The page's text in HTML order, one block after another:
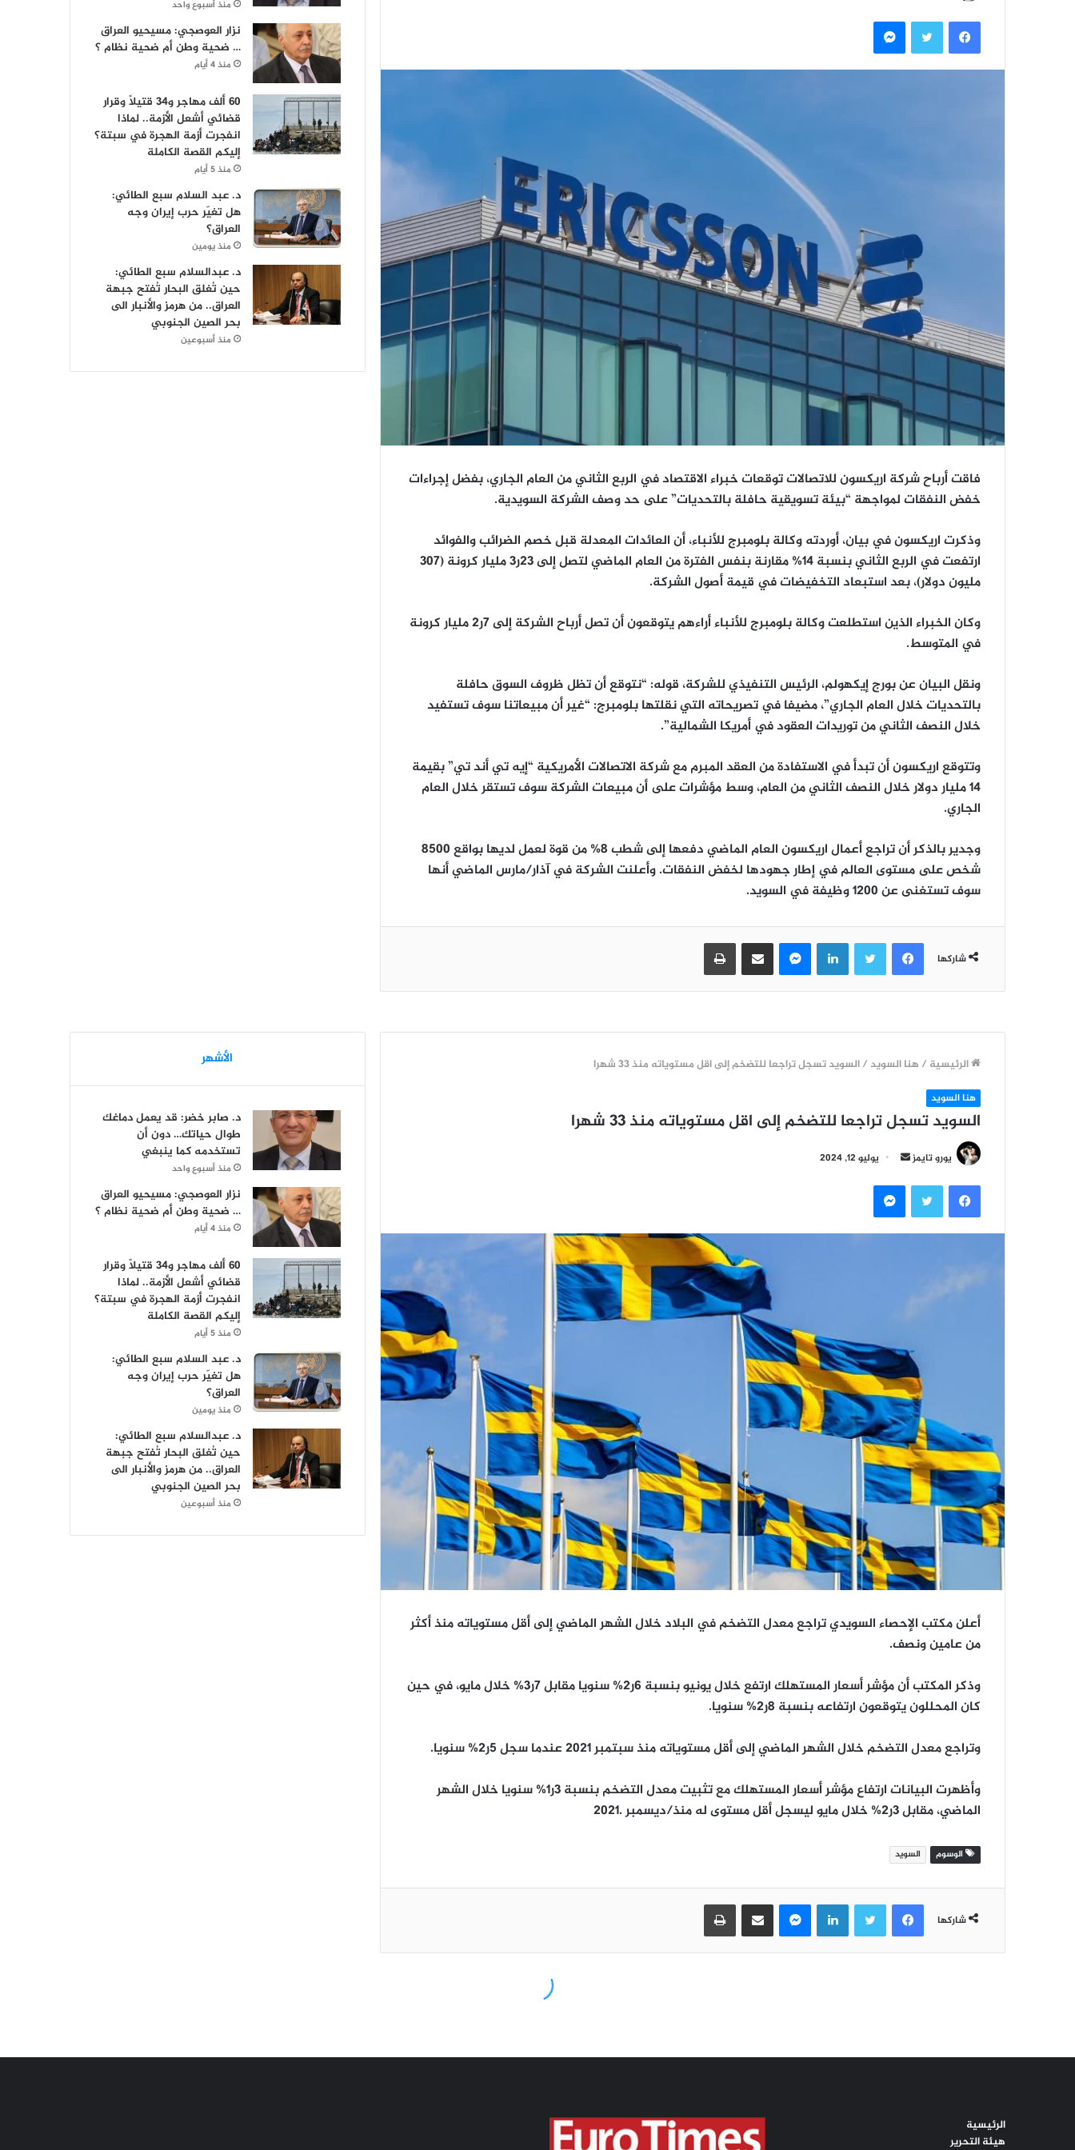
إلكترونيا
فيسبوكتويتر ماسنجر
فاقت أرباح شركة اريكسون للاتصالات توقعات خبراء الاقتصاد في الربع الثاني من العام الجاري، بفضل إجراءات
خفض النفقات لمواجهة “بيئة تسويقية حافلة بالتحديات” على حد وصف الشركة السويدية.
وذكرت اريكسون في بيان، أوردته وكالة بلومبرج للأنباء، أن العائدات المعدلة قبل خصم الضرائب والفوائد
ارتفعت في الربع الثاني بنسبة 14% مقارنة بنفس الفترة من العام الماضي لتصل إلى 23ر3 مليار كرونة (307
مليون دولار)، بعد استبعاد التخفيضات في قيمة أصول الشركة.
وكان الخبراء الذين استطلعت وكالة بلومبرج للأنباء أراءهم يتوقعون أن تصل أرباح الشركة إلى 7ر2 مليار كرونة
في المتوسط.
ونقل البيان عن بورج إيكهولم، الرئيس التنفيذي للشركة، قوله: “نتوقع أن تظل ظروف السوق حافلة
بالتحديات خلال العام الجاري”، مضيفا في تصريحاته التي نقلتها بلومبرج: “غير أن مبيعاتنا سوف تستفيد
خلال النصف الثاني من توريدات العقود في أمريكا الشمالية”.
وتتوقع اريكسون أن تبدأ في الاستفادة من العقد المبرم مع شركة الاتصالات الأمريكية “إيه تي أند تي” بقيمة
14 مليار دولار خلال النصف الثاني من العام، وسط مؤشرات على أن مبيعات الشركة سوف تستقر خلال العام
الجاري.
وجدير بالذكر أن تراجع أعمال اريكسون العام الماضي دفعها إلى شطب 8% من قوة لعمل لديها بواقع 8500
شخص على مستوى العالم في إطار جهودها لخفض النفقات. وأعلنت الشركة في آذار/مارس الماضي أنها
سوف تستغنى عن 1200 وظيفة في السويد.
شاركها
فيسبوكتويتر لينكدإنماسنجر مشاركة عبر البريد طباعة
منذ أسبوع واحد
نزار العوصجي: مسيحيو العراق
… ضحية وطن أم ضحية نظام ؟
منذ 4 أيام
60 ألف مهاجر و34 قتيلاً وقرار
قضائي أشعل الأزمة.. لماذا
انفجرت أزمة الهجرة في سبتة؟
إليكم القصة الكاملة
منذ 5 أيام
د. عبد السلام سبع الطائي:
هل تغيّر حرب إيران وجه
العراق؟
منذ يومين
د. عبدالسلام سبع الطائي:
حين تُغلق البحار تُفتح جبهة
العراق.. من هرمز والأنبار الى
بحر الصين الجنوبي
منذ أسبوعين
الرئيسية
هيئة التحرير